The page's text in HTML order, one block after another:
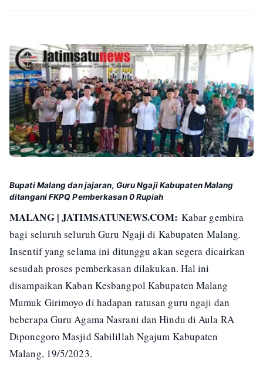
Bupati Malang dan jajaran, Guru Ngaji Kabupaten Malang
ditangani FKPQ Pemberkasan 0 Rupiah
MALANG | JATIMSATUNEWS.COM: Kabar gembira
bagi seluruh seluruh Guru Ngaji di Kabupaten Malang.
Insentif yang selama ini ditunggu akan segera dicairkan
sesudah proses pemberkasan dilakukan. Hal ini
disampaikan Kaban Kesbangpol Kabupaten Malang
Mumuk Girimoyo di hadapan ratusan guru ngaji dan
beberapa Guru Agama Nasrani dan Hindu di Aula RA
Diponegoro Masjid Sabilillah Ngajum Kabupaten
Malang, 19/5/2023.